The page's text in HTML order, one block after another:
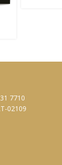
7710
02109